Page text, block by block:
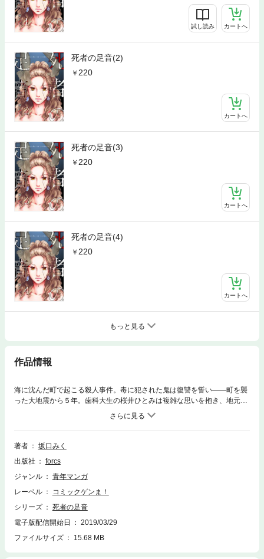
試し読み カートへ
死者の足音(2)
220
カートへ
死者の足音(3)
220
カートへ
死者の足音(4)
220
カートへ
もっと見る
作品情報
海に沈んだ町で起こる殺人事件。毒に犯された鬼は復讐を誓い――町を襲
った大地震から５年。歯科大生の桜井ひとみは複雑な思いを抱き、地元に
帰ってきた。懐かしい友人との再会に盛り上がる会話、すると突如――ね
え聞いた？医者の幽霊の話…という話題になるが、ひとみは思わず、「私
は父の遺体をこの目で確認しました！」と声を荒げてしまう。それは、町
の医者はひとみの父・駿、ただ一人だったからだ…。津波に流され亡くな
ひとみの元に、山吹という男が訪ねてきた。最近起きた転落事故を捜査中
の刑事だという山吹から、「転落死した人物は、あなたのお父さんの幽霊
開ける！！
著者
坂口みく
出版社
forcs
ジャンル
青年マンガ
レーベル
コミックゲンま！
シリーズ
死者の足音
電子版配信開始日
2019/03/29
ファイルサイズ
15.68 MB